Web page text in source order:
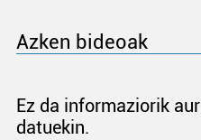
Azken bideoak
Ez da informaziorik
datuekin.